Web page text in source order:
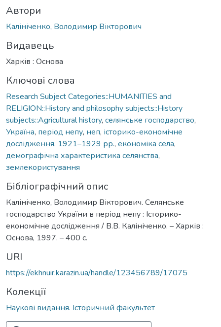
Автори
Калініченко, Володимир Вікторович
Видавець
Харків : Основа
Ключові слова
Research Subject Categories::HUMANITIES and
RELIGION::History and philosophy subjects::History
subjects::Agricultural history, селянське господарство,
Україна, період непу, неп, історико-економічне
дослідження, 1921–1929 рр., економіка села,
демографічна характеристика селянства,
землекористування
Бібліографічний опис
Калініченко, Володимир Вікторович. Селянське
господарство України в період непу : Історико-
економічне дослідження / В.В. Калініченко. – Харків :
Основа, 1997. – 400 с.
URI
https://ekhnuir.karazin.ua/handle/123456789/17075
Колекції
Наукові видання. Історичний факультет